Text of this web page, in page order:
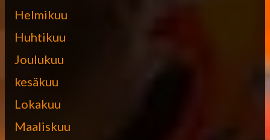
Helmikuu
Huhtikuu
Joulukuu
kesäkuu
Lokakuu
Maaliskuu